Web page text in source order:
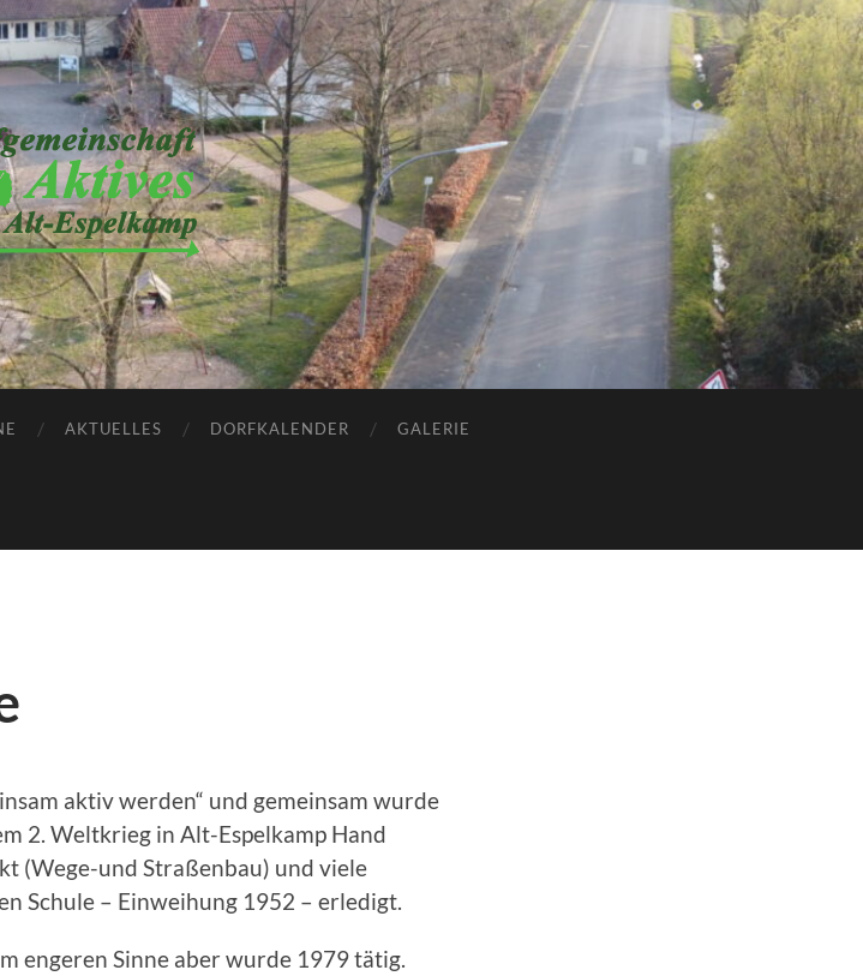
Dorfgemeinschaft
Aktives
Alt-
Espelkamp
e.V.
AKTUELLES DORFKALENDER GALERIE
aktiv werden“ und gemeinsam wurde
2. Weltkrieg in Alt-Espelkamp Hand
(Wege-und Straßenbau) und viele
Schule – Einweihung 1952 – erledigt.
engeren Sinne aber wurde 1979 tätig.